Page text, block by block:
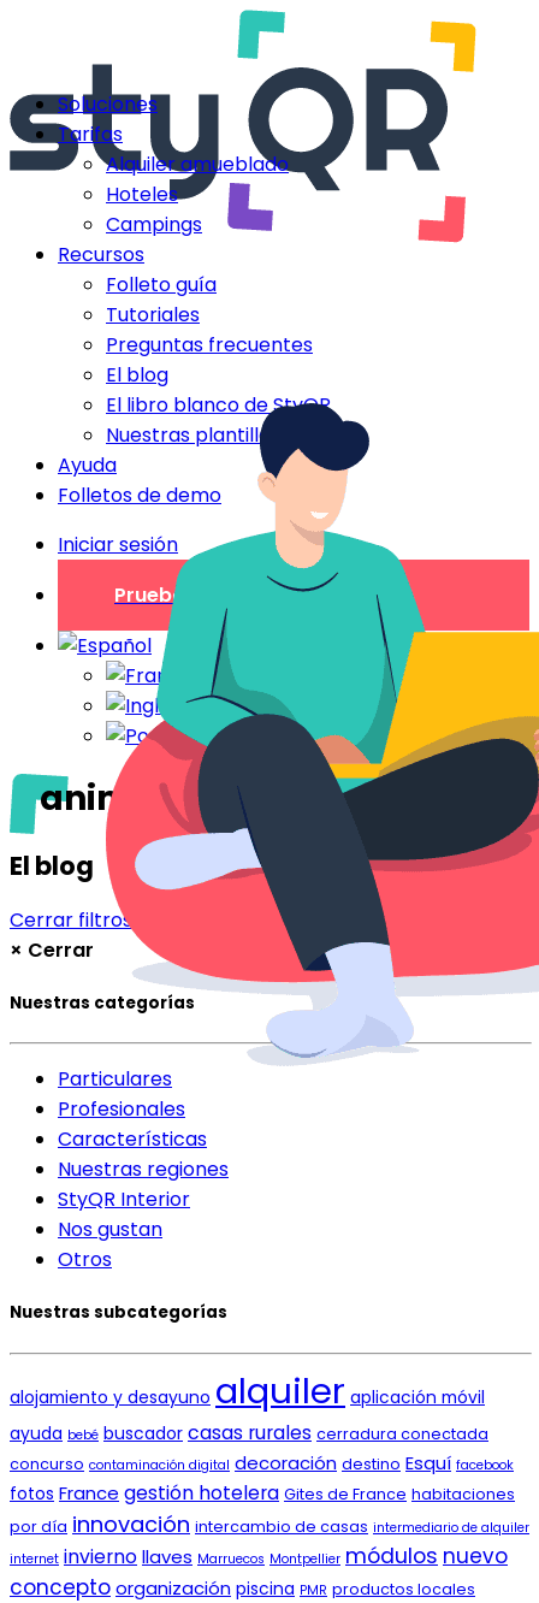
Soluciones
Tarifas
Alquiler amueblado
Hoteles
Campings
Recursos
Folleto guía
Tutoriales
Preguntas frecuentes
El blog
El libro blanco de StyQR
Nuestras plantillas StyQR
Ayuda
Folletos de demo
Iniciar sesión
Prueba gratuita
animales
El blog
Cerrar filtros
× Cerrar
Nuestras categorías
Particulares
Profesionales
Características
Nuestras regiones
StyQR Interior
Nos gustan
Otros
Nuestras subcategorías
alojamiento y desayuno alquiler aplicación móvil
ayuda bebé buscador casas rurales cerradura conectada
concurso contaminación digital decoración destino Esquí facebook
fotos France gestión hotelera Gites de France habitaciones
por día innovación intercambio de casas intermediario de alquiler
internet inviernollaves Marruecos Montpellier módulos nuevo
conceptoorganización piscina PMR productos locales